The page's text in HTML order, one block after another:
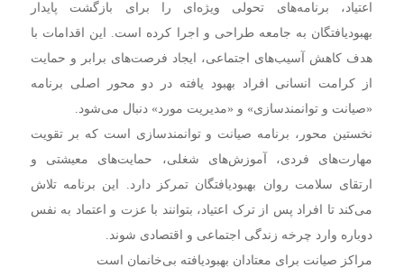
اعتیاد، برنامه‌های تحولی ویژه‌ای را برای بازگشت پایدار
بهبودیافتگان به جامعه طراحی و اجرا کرده است. این اقدامات با
هدف کاهش آسیب‌های اجتماعی، ایجاد فرصت‌های برابر و حمایت
از کرامت انسانی افراد بهبود یافته در دو محور اصلی برنامه
«صیانت و توانمندسازی» و «مدیریت مورد» دنبال می‌شود.
نخستین محور، برنامه صیانت و توانمندسازی است که بر تقویت
مهارت‌های فردی، آموزش‌های شغلی، حمایت‌های معیشتی و
ارتقای سلامت روان بهبودیافتگان تمرکز دارد. این برنامه تلاش
می‌کند تا افراد پس از ترک اعتیاد، بتوانند با عزت و اعتماد به نفس
دوباره وارد چرخه زندگی اجتماعی و اقتصادی شوند.
مراکز صیانت برای معتادان بهبودیافته بی‌خانمان است